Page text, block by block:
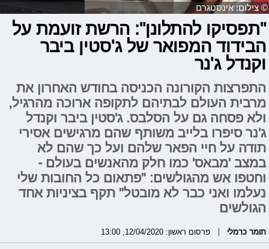
© צילום: אינסטגרם
"תפסיקו להתלונן": הרשת זועמת על
הבידוד המפואר של ג'סטין ביבר
וקנדל ג'נר
התפרצות הקורונה הכניסה בחודש האחרון את
מרבית העולם לבתיהם לתקופה ארוכה מהרגיל,
ולא פסחה גם על הסלבס. ג'סטין ביבר וקנדל
ג'נר סיפרו בלייב משותף שהם מרגישים אסירי
תודה על חיי הפאר שלהם ועל כך שהם לא
במצב 'מבאס' כמו חלק מהאנשים בעולם -
וחטפו אש מהגולשים: "פתאום כל החובות שלי
נעלמו ואני כבר לא מובטל" תקף בציניות אחד
הגולשים
תומר כרמלי פרסום ראשון: 12/04/2020, 13:00